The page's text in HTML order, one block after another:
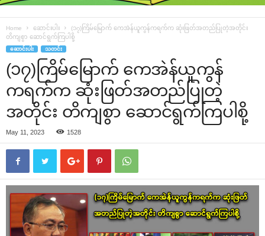
Home ဆောင်းပါး
(၁၇)ကြိမ်မြောက် ကေအဲန်ယူကွန်ကရက်က ဆုံးဖြတ်အတည်ပြုတဲ့အတိုင်း
တိကျစွာ ဆောင်ရွက်ကြပါစို့
ဆောင်းပါး သတင်း
(၁၇)ကြိမ်မြောက် ကေအဲန်ယူကွန်
ကရက်က ဆုံးဖြတ်အတည်ပြုတဲ့
အတိုင်း တိကျစွာ ဆောင်ရွက်ကြပါစို့
May 11, 2023 1528